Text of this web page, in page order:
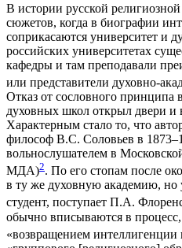
В истории русской
сюжетов, когда в биографии
соприкасаются университет и
российских университетах
кафедры и там преподавали
или представители духовно-
Отказ от сословного принципа
духовных школ открыл двери и
Характерным стало то, что
философ В.С. Соловьев в
вольнослушателем в
МДА)2. По его стопам после
в ту же духовную академию,
студент, поступает П.А.
обычно вписываются в
«возвращением интеллигенции